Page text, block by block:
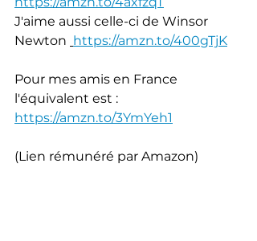
J'aime aussi celle-ci de Winsor
Newton https://amzn.to/400gTjK
Pour mes amis en France
l'équivalent est :
https://amzn.to/3YmYeh1
(Lien rémunéré par Amazon)